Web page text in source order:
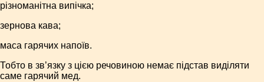
різноманітна випічка;
зернова кава;
маса гарячих напоїв.
Тобто в зв’язку з цією речовиною немає підстав виділяти
саме гарячий мед.